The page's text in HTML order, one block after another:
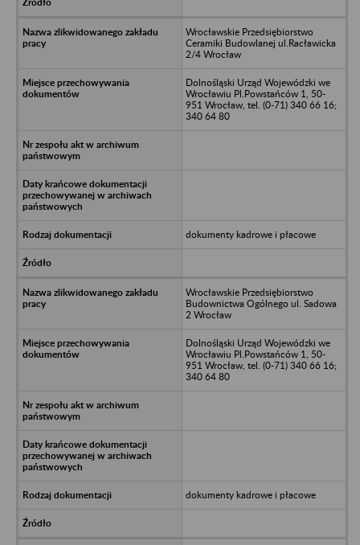
Wrocławskie Przedsiębiorstwo
Ceramiki Budowlanej ul.Racławicka
2/4 Wrocław
Dolnośląski Urząd Wojewódzki we
Wrocławiu Pl.Powstańców 1, 50-
951 Wrocław, tel. (0-71) 340 66 16;
340 64 80
dokumenty kadrowe i płacowe
Wrocławskie Przedsiębiorstwo
Budownictwa Ogólnego ul. Sadowa
2 Wrocław
Dolnośląski Urząd Wojewódzki we
Wrocławiu Pl.Powstańców 1, 50-
951 Wrocław, tel. (0-71) 340 66 16;
340 64 80
dokumenty kadrowe i płacowe